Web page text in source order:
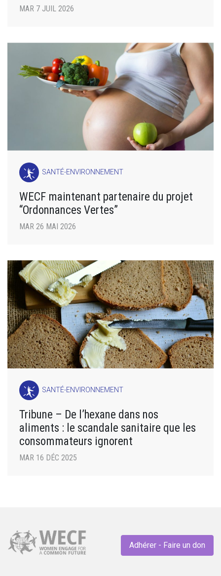
MAR 7 JUIL 2026
SANTÉ-ENVIRONNEMENT
WECF maintenant partenaire du projet
“Ordonnances Vertes”
MAR 26 MAI 2026
SANTÉ-ENVIRONNEMENT
Tribune – De l’hexane dans nos
aliments : le scandale sanitaire que les
consommateurs ignorent
MAR 16 DÉC 2025
Adhérer - Faire un don